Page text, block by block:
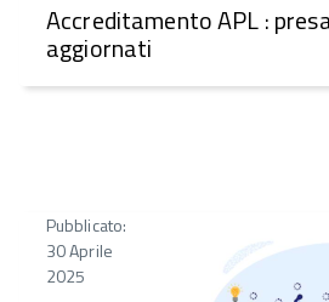
Accreditamento APL :
aggiornati
Pubblicato:
30 Aprile
2025